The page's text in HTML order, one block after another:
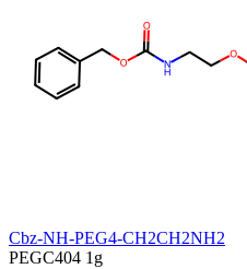
Cbz-NH-PEG4-CH2CH2NH2
PEGC404 1g